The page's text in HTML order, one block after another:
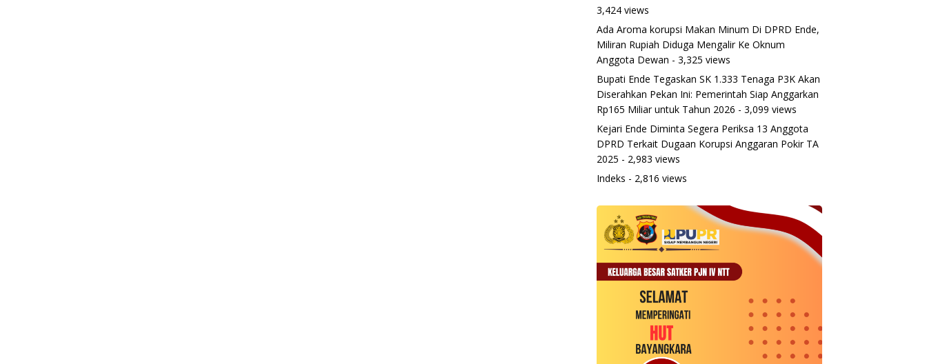
3,424 views
Ada Aroma korupsi Makan Minum Di DPRD Ende,
Miliran Rupiah Diduga Mengalir Ke Oknum
Anggota Dewan - 3,325 views
Bupati Ende Tegaskan SK 1.333 Tenaga P3K Akan
Diserahkan Pekan Ini: Pemerintah Siap Anggarkan
Rp165 Miliar untuk Tahun 2026 - 3,099 views
Kejari Ende Diminta Segera Periksa 13 Anggota
DPRD Terkait Dugaan Korupsi Anggaran Pokir TA
2025 - 2,983 views
Indeks - 2,816 views